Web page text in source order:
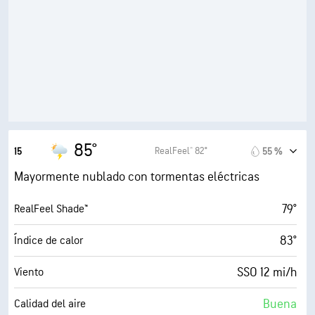
Visibilidad 10 mi
Techo de nubes 30000 ft
15 85° RealFeel® 82° 55 %
Mayormente nublado con tormentas eléctricas
RealFeel Shade™ 79°
Índice de calor 83°
Viento SSO 12 mi/h
Calidad del aire Buena